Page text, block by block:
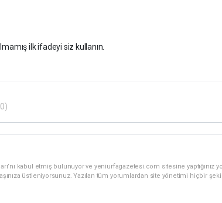
ilk ifadeyi siz kullanın.
kabul etmiş bulunuyor ve yeniurfagazetesi.com sitesine yaptığınız
üstleniyorsunuz. Yazılan tüm yorumlardan site yönetimi hiçbir